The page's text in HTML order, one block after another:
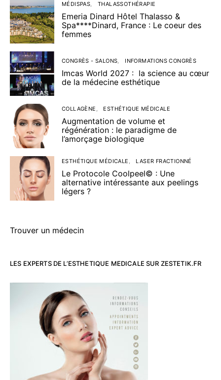
MÉDISPAS THALASSOTHÉRAPIE
Emeria Dinard Hôtel Thalasso &
Spa****Dinard, France : Le coeur des
femmes
CONGRÈS - SALONS INFORMATIONS CONGRÈS
Imcas World 2027 : la science au cœur
de la médecine esthétique
COLLAGÈNE ESTHÉTIQUE MÉDICALE
Augmentation de volume et
régénération : le paradigme de
l’amorçage biologique
ESTHÉTIQUE MÉDICALE LASER FRACTIONNÉ
Le Protocole Coolpeel© : Une
alternative intéressante aux peelings
légers ?
Trouver un médecin
LES EXPERTS DE L’ESTHETIQUE MEDICALE SUR ZESTETIK.FR